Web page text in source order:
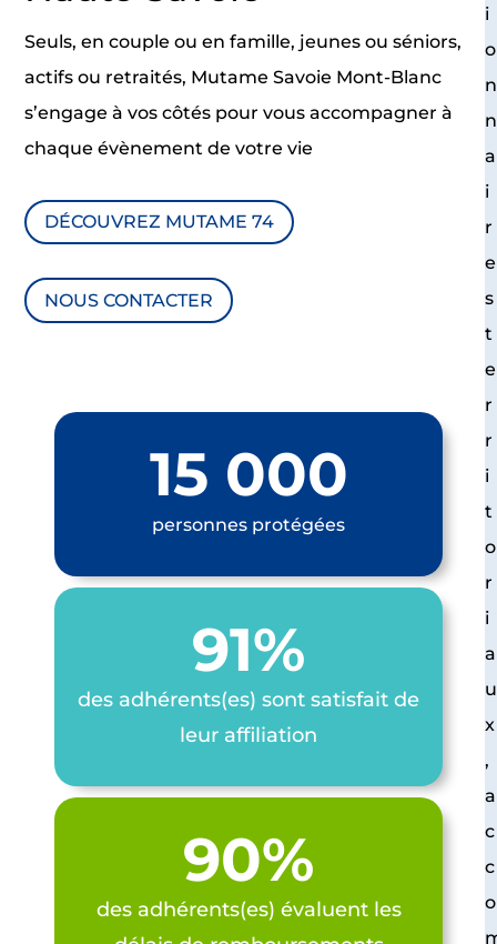
Seuls, en couple ou en famille, jeunes ou séniors,
actifs ou retraités, Mutame Savoie Mont-Blanc
s’engage à vos côtés pour vous accompagner à
chaque évènement de votre vie
DÉCOUVREZ MUTAME 74
NOUS CONTACTER
15 000
personnes protégées
91%
des adhérents(es) sont satisfait de
leur affiliation
90%
des adhérents(es) évaluent les
i
o
n
n
a
i
r
e
s
t
e
r
r
i
t
o
r
i
a
u
x
,
a
c
c
o